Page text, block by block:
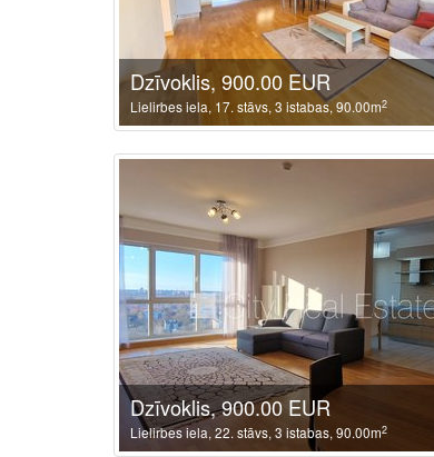
Dzīvoklis, 900.00 EUR
Lielirbes iela, 17. stāvs, 3 istabas, 90.00m2
Dzīvoklis, 900.00 EUR
Lielirbes iela, 22. stāvs, 3 istabas, 90.00m2